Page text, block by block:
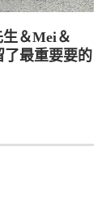
＆Mei＆
了最重要要的